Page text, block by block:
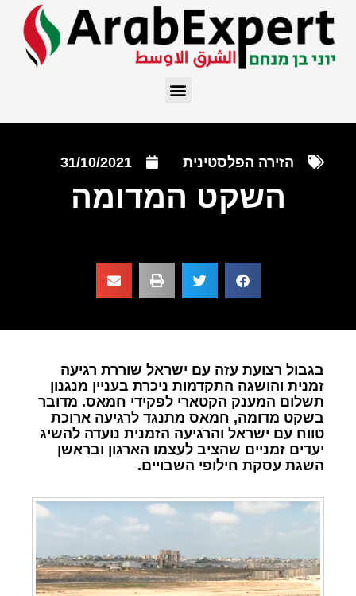
הזירה הפלסטינית 31/10/2021
השקט המדומה
בגבול רצועת עזה עם ישראל שוררת רגיעה
זמנית והושגה התקדמות ניכרת בעניין מנגנון
תשלום המענק הקטארי לפקידי חמאס. מדובר
בשקט מדומה, חמאס מתנגד לרגיעה ארוכת
טווח עם ישראל והרגיעה הזמנית נועדה להשיג
יעדים זמניים שהציב לעצמו הארגון ובראשן
השגת עסקת חילופי השבויים.